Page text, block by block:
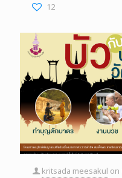
12
kritsada meesakul on